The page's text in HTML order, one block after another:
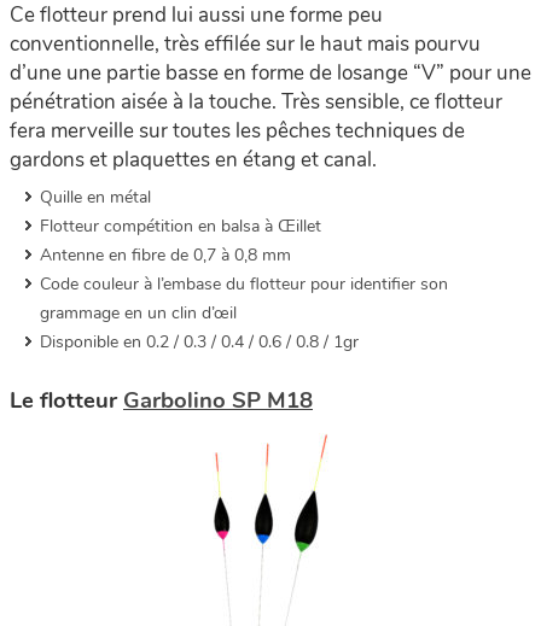
Ce flotteur prend lui aussi une forme peu
conventionnelle, très effilée sur le haut mais pourvu
d’une une partie basse en forme de losange “V” pour une
pénétration aisée à la touche. Très sensible, ce flotteur
fera merveille sur toutes les pêches techniques de
gardons et plaquettes en étang et canal.
Quille en métal
Flotteur compétition en balsa à Œillet
Antenne en fibre de 0,7 à 0,8 mm
Code couleur à l’embase du flotteur pour identifier son
grammage en un clin d’œil
Disponible en 0.2 / 0.3 / 0.4 / 0.6 / 0.8 / 1gr
Le flotteurGarbolino SP M18